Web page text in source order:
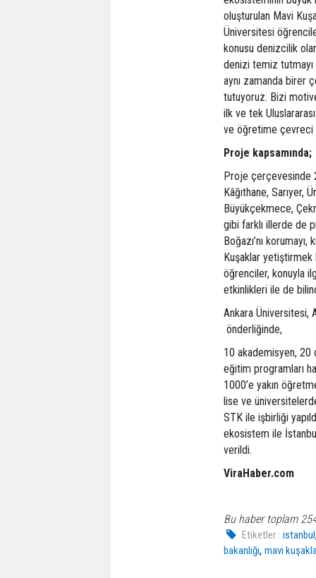
oluşturulan Mavi
Üniversitesi
konusu denizcilik
denizi temiz
aynı zamanda birer
tutuyoruz. Bizi
ilk ve tek
ve öğretime çevreci
Proje kapsamında;
Proje çerçevesinde
Kâğıthane, Sarıyer,
Büyükçekmece,
gibi farklı illerde de
Boğazı’nı
Kuşaklar yetiştirmek
öğrenciler, konuyla
etkinlikleri ile de
Ankara Üniversitesi,
önderliğinde,
10 akademisyen, 20
eğitim programları
1000’e yakın
lise ve
STK ile işbirliği
ekosistem ile
verildi.
ViraHaber.com
Bu haber toplam
Etiketler : istanbul
bakanlığı, mavi